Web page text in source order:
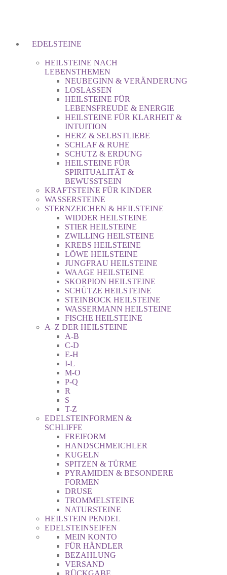
EDELSTEINE
HEILSTEINE NACH
LEBENSTHEMEN
NEUBEGINN & VERÄNDERUNG
LOSLASSEN
HEILSTEINE FÜR
LEBENSFREUDE & ENERGIE
HEILSTEINE FÜR KLARHEIT &
INTUITION
HERZ & SELBSTLIEBE
SCHLAF & RUHE
SCHUTZ & ERDUNG
HEILSTEINE FÜR
SPIRITUALITÄT &
BEWUSSTSEIN
KRAFTSTEINE FÜR KINDER
WASSERSTEINE
STERNZEICHEN & HEILSTEINE
WIDDER HEILSTEINE
STIER HEILSTEINE
ZWILLING HEILSTEINE
KREBS HEILSTEINE
LÖWE HEILSTEINE
JUNGFRAU HEILSTEINE
WAAGE HEILSTEINE
SKORPION HEILSTEINE
SCHÜTZE HEILSTEINE
STEINBOCK HEILSTEINE
WASSERMANN HEILSTEINE
FISCHE HEILSTEINE
A–Z DER HEILSTEINE
A-B
C-D
E-H
I-L
M-O
P-Q
R
S
T-Z
EDELSTEINFORMEN &
SCHLIFFE
FREIFORM
HANDSCHMEICHLER
KUGELN
SPITZEN & TÜRME
PYRAMIDEN & BESONDERE
FORMEN
DRUSE
TROMMELSTEINE
NATURSTEINE
HEILSTEIN PENDEL
EDELSTEINSEIFEN
MEIN KONTO
FÜR HÄNDLER
BEZAHLUNG
VERSAND
RÜCKGABE